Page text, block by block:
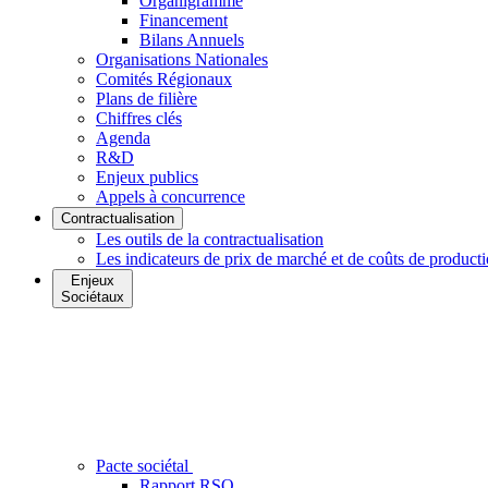
Financement
Bilans Annuels
Organisations Nationales
Comités Régionaux
Plans de filière
Chiffres clés
Agenda
R&D
Enjeux publics
Appels à concurrence
Contractualisation
Les outils de la contractualisation
Les indicateurs de prix de marché et de coûts de
Enjeux
Sociétaux
Pacte sociétal